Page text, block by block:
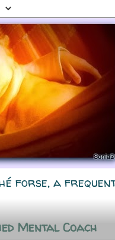
forse, a
Mental Coach